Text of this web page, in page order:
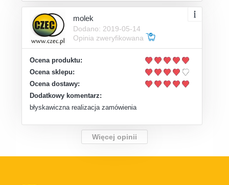
molek
Dodano: 2019-05-14
Opinia zweryfikowana
Ocena produktu:
Ocena sklepu:
Ocena dostawy:
Dodatkowy komentarz:
błyskawiczna realizacja zamówienia
Więcej opinii